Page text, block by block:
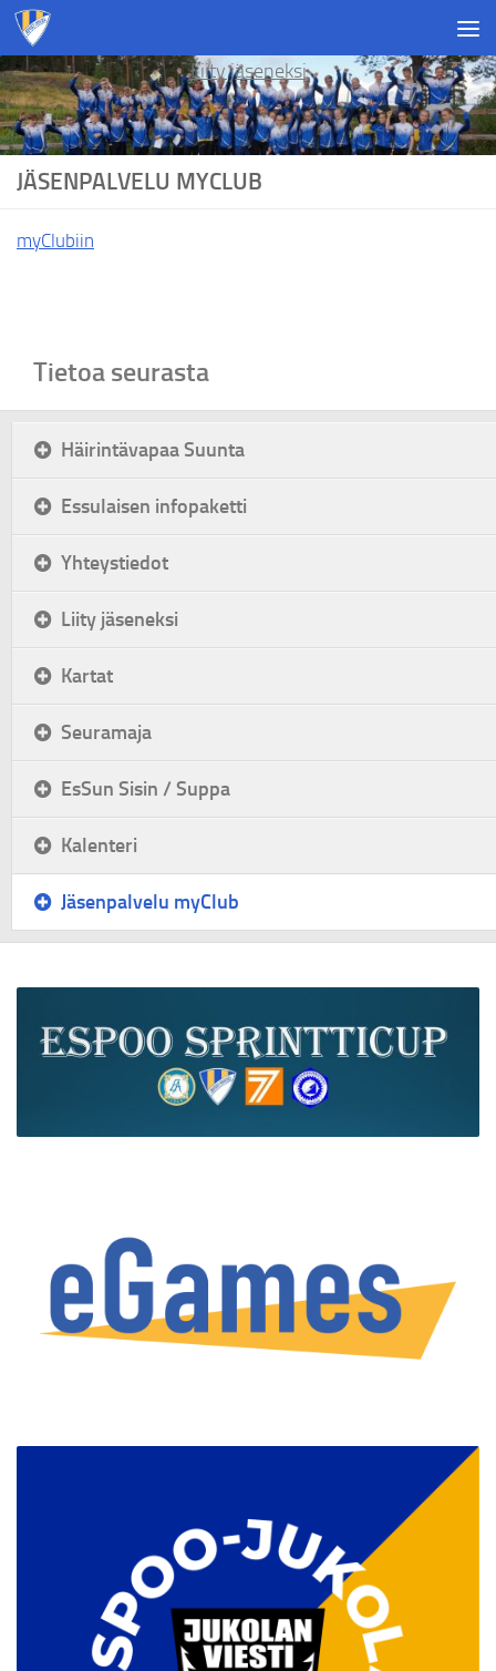
Skip to content
Liity jäseneksi
JÄSENPALVELU MYCLUB
myClubiin
Tietoa seurasta
Häirintävapaa Suunta
Essulaisen infopaketti
Yhteystiedot
Liity jäseneksi
Kartat
Seuramaja
EsSun Sisin / Suppa
Kalenteri
Jäsenpalvelu myClub